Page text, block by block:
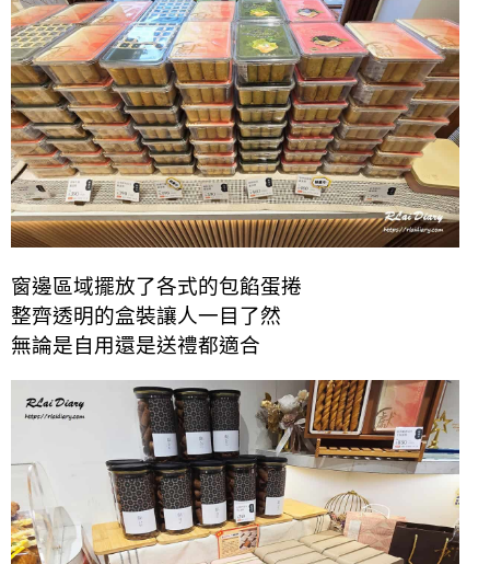
窗邊區域擺放了各式的包餡蛋捲
整齊透明的盒裝讓人一目了然
無論是自用還是送禮都適合